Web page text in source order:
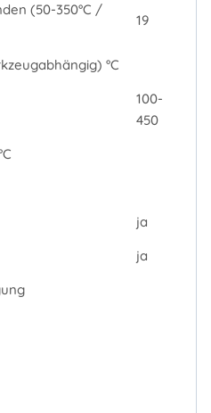
(50-350°C /
19
°C
100-
450
ja
ja